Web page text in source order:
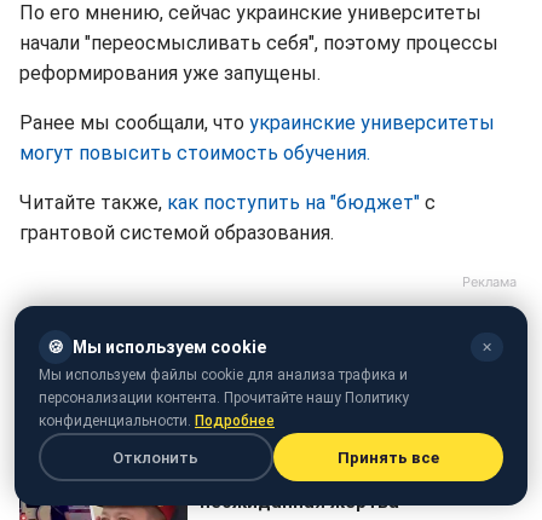
По его мнению, сейчас украинские университеты
начали "переосмысливать себя", поэтому процессы
реформирования уже запущены.
Ранее мы сообщали, что украинские университеты
могут повысить стоимость обучения.
Читайте также, как поступить на "бюджет" с
грантовой системой образования.
🍪 Мы используем cookie ✕
Мы используем файлы cookie для анализа трафика и
персонализации контента. Прочитайте нашу Политику
конфиденциальности. Подробнее
Отклонить Принять все